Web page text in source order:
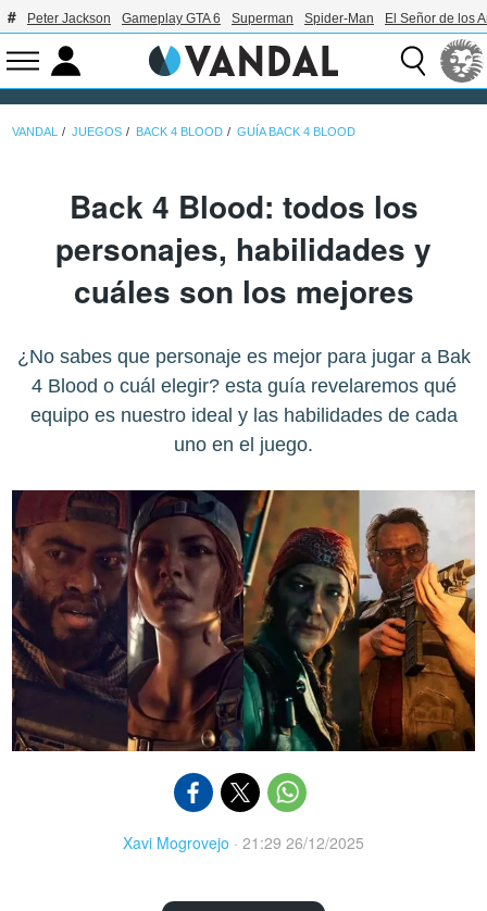
Peter Jackson Gameplay GTA 6 Superman Spider-Man El Señor de los
VANDAL JUEGOS BACK 4 BLOOD GUÍA BACK 4 BLOOD
Back 4 Blood: todos los
personajes, habilidades y
cuáles son los mejores
¿No sabes que personaje es mejor para jugar a Bak
4 Blood o cuál elegir? esta guía revelaremos qué
equipo es nuestro ideal y las habilidades de cada
uno en el juego.
Xavi Mogrovejo · 21:29 26/12/2025